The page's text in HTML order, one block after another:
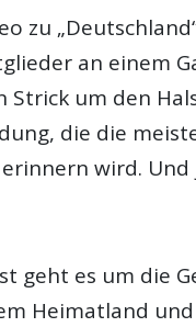
zu
an einem
Strick um den
die die
wird. Und
geht es um die
Heimatland